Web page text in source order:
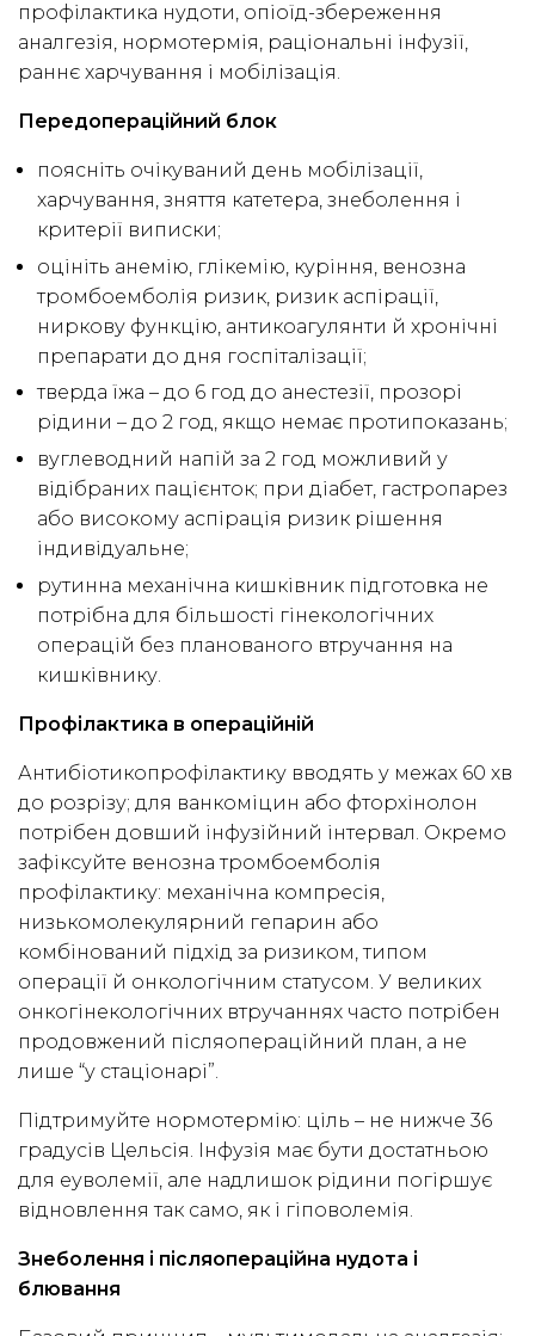
профілактика нудоти, опіоїд-збереження
аналгезія, нормотермія, раціональні інфузії,
раннє харчування і мобілізація.
Передопераційний блок
поясніть очікуваний день мобілізації,
харчування, зняття катетера, знеболення і
критерії виписки;
оцініть анемію, глікемію, куріння, венозна
тромбоемболія ризик, ризик аспірації,
ниркову функцію, антикоагулянти й хронічні
препарати до дня госпіталізації;
тверда їжа – до 6 год до анестезії, прозорі
рідини – до 2 год, якщо немає протипоказань;
вуглеводний напій за 2 год можливий у
відібраних пацієнток; при діабет, гастропарез
або високому аспірація ризик рішення
індивідуальне;
рутинна механічна кишківник підготовка не
потрібна для більшості гінекологічних
операцій без планованого втручання на
кишківнику.
Профілактика в операційній
Антибіотикопрофілактику вводять у межах 60 хв
до розрізу; для ванкоміцин або фторхінолон
потрібен довший інфузійний інтервал. Окремо
зафіксуйте венозна тромбоемболія
профілактику: механічна компресія,
низькомолекулярний гепарин або
комбінований підхід за ризиком, типом
операції й онкологічним статусом. У великих
онкогінекологічних втручаннях часто потрібен
продовжений післяопераційний план, а не
лише “у стаціонарі”.
Підтримуйте нормотермію: ціль – не нижче 36
градусів Цельсія. Інфузія має бути достатньою
для еуволемії, але надлишок рідини погіршує
відновлення так само, як і гіповолемія.
Знеболення і післяопераційна нудота і
блювання